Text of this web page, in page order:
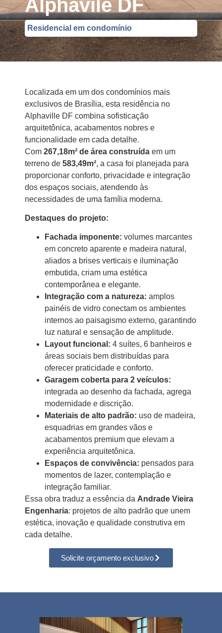
Alphavile DF
Residencial em condomínio
Localizada em um dos condomínios mais
exclusivos de Brasília, esta residência no
Alphaville DF combina sofisticação
arquitetônica, acabamentos nobres e
funcionalidade em cada detalhe.
Com 267,18m² de área construída em um
terreno de 583,49m², a casa foi planejada para
proporcionar conforto, privacidade e integração
dos espaços sociais, atendendo às
necessidades de uma família moderna.
Destaques do projeto:
Fachada imponente: volumes marcantes
em concreto aparente e madeira natural,
aliados a brises verticais e iluminação
embutida, criam uma estética
contemporânea e elegante.
Integração com a natureza: amplos
painéis de vidro conectam os ambientes
internos ao paisagismo externo, garantindo
luz natural e sensação de amplitude.
Layout funcional: 4 suítes, 6 banheiros e
áreas sociais bem distribuídas para
oferecer praticidade e conforto.
Garagem coberta para 2 veículos:
integrada ao desenho da fachada, agrega
modernidade e discrição.
Materiais de alto padrão: uso de madeira,
esquadrias em grandes vãos e
acabamentos premium que elevam a
experiência arquitetônica.
Espaços de convivência: pensados para
momentos de lazer, contemplação e
integração familiar.
Essa obra traduz a essência da Andrade Vieira
Engenharia: projetos de alto padrão que unem
estética, inovação e qualidade construtiva em
cada detalhe.
Solicite orçamento exclusivo